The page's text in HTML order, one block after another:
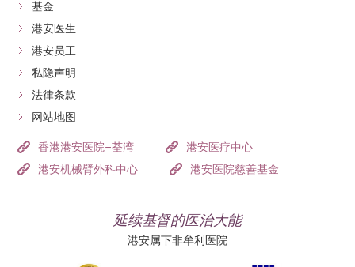
基金
港安医生
港安员工
私隐声明
法律条款
网站地图
香港港安医院–荃湾
港安医疗中心
港安机械臂外科中心
港安医院慈善基金
延续基督的医治大能
港安属下非牟利医院